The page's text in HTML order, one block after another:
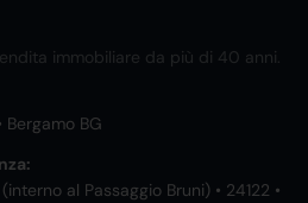
immobiliare da più di 40 anni.
Bergamo BG
al Passaggio Bruni) • 24122 •